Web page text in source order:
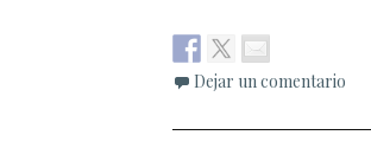
Dejar un comentario